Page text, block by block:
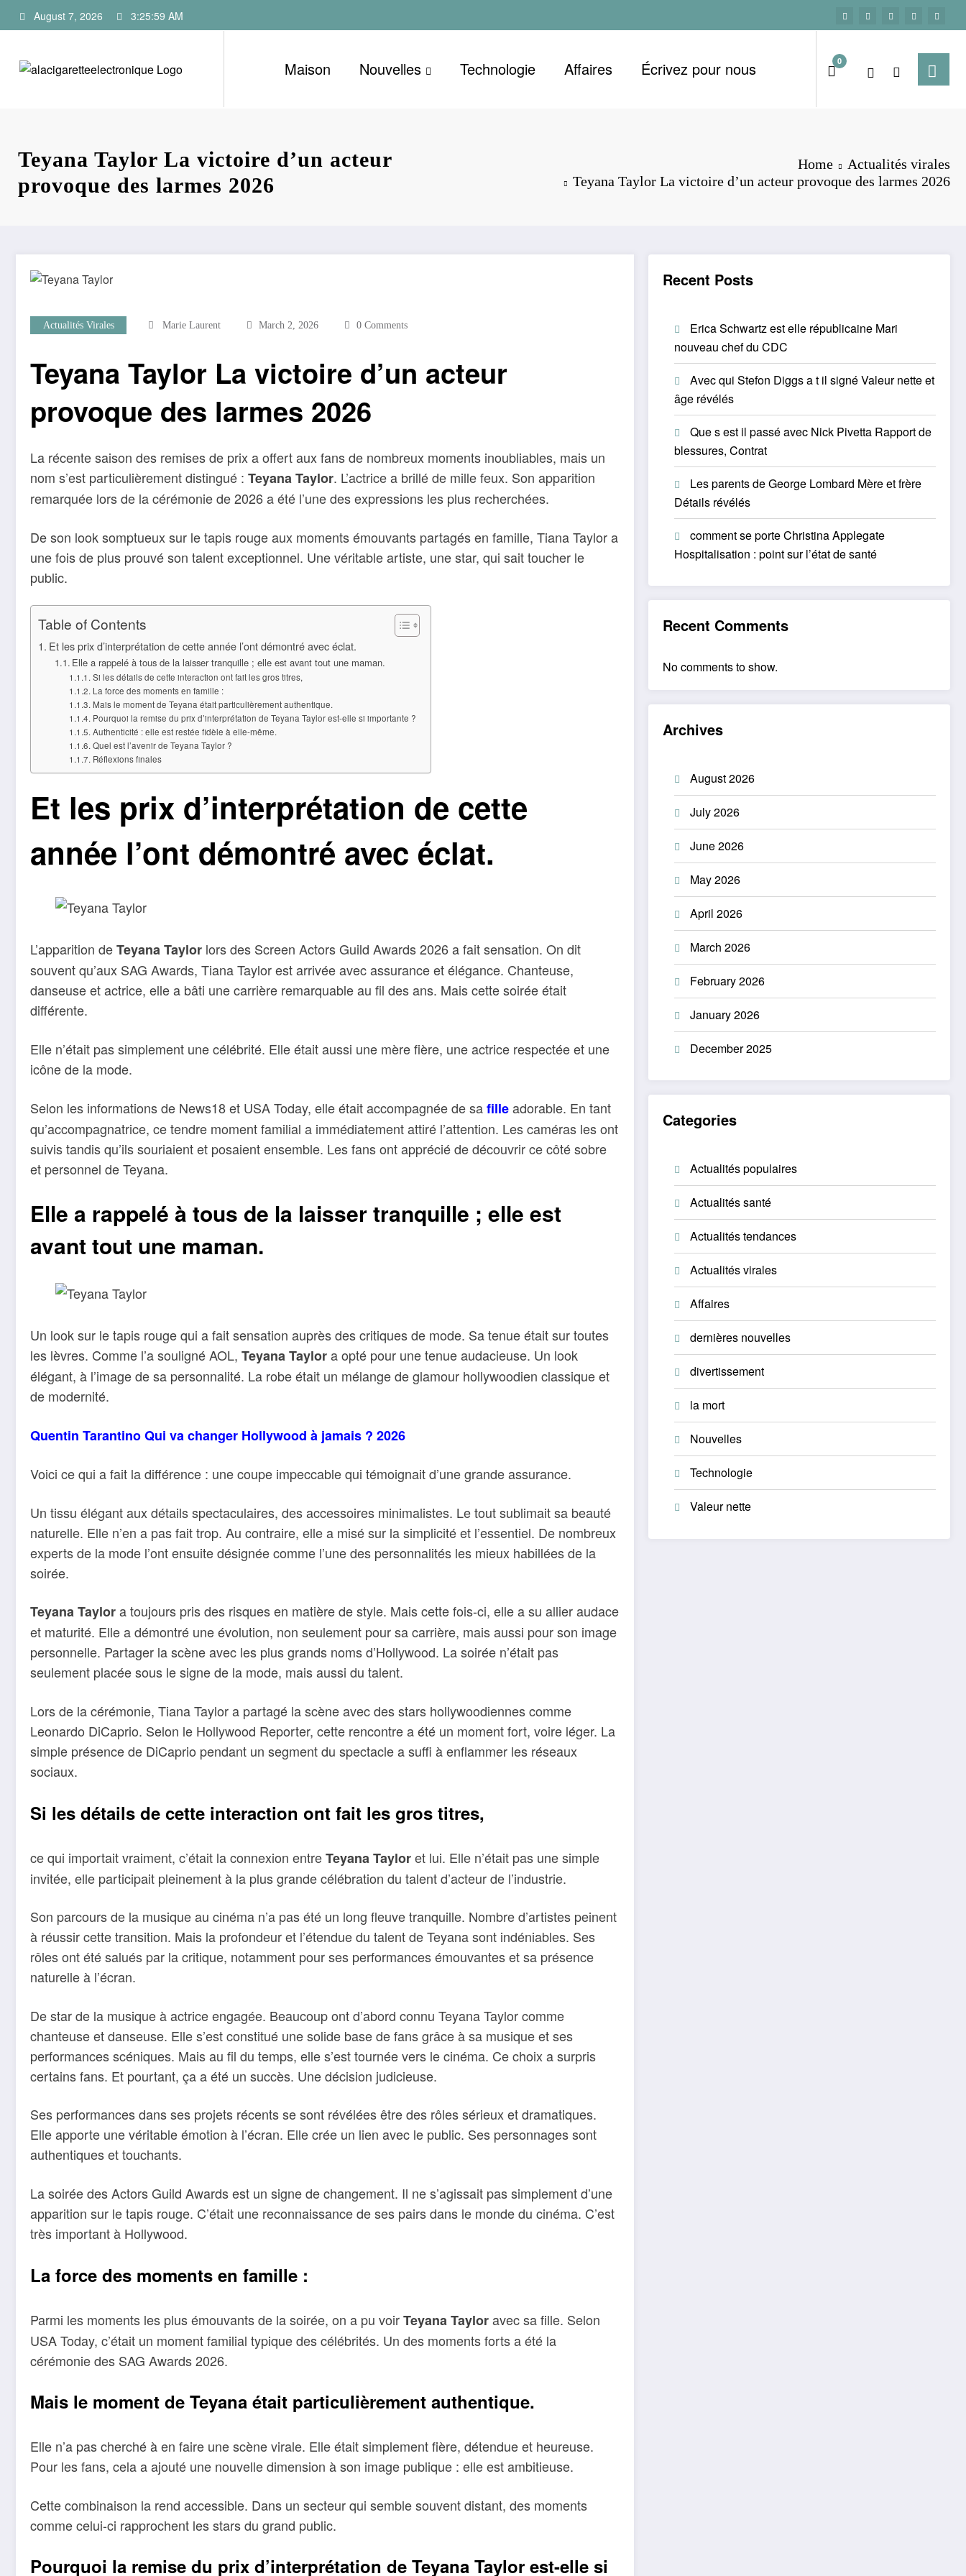
to
August 7, 2026 3:26:00 AM
Maison Nouvelles Technologie Affaires Écrivez pour nous 0
Teyana Taylor La victoire d’un acteur
provoque des larmes 2026
Home
Actualités virales
Teyana Taylor La victoire d’un acteur provoque des larmes 2026
Actualités Virales Marie Laurent March 2, 2026 0 Comments
Teyana Taylor La victoire d’un acteur
provoque des larmes 2026
La récente saison des remises de prix a offert aux fans de nombreux moments inoubliables, mais un
nom s’est particulièrement distingué : Teyana Taylor. L’actrice a brillé de mille feux. Son apparition
remarquée lors de la cérémonie de 2026 a été l’une des expressions les plus recherchées.
De son look somptueux sur le tapis rouge aux moments émouvants partagés en famille, Tiana Taylor a
une fois de plus prouvé son talent exceptionnel. Une véritable artiste, une star, qui sait toucher le
public.
Table of Contents
Et les prix d’interprétation de cette année l’ont démontré avec éclat.
Elle a rappelé à tous de la laisser tranquille ; elle est avant tout une maman.
Si les détails de cette interaction ont fait les gros titres,
La force des moments en famille :
Mais le moment de Teyana était particulièrement authentique.
Pourquoi la remise du prix d’interprétation de Teyana Taylor est-elle si importante ?
Authenticité : elle est restée fidèle à elle-même.
Quel est l’avenir de Teyana Taylor ?
Réflexions finales
Et les prix d’interprétation de cette
année l’ont démontré avec éclat.
L’apparition deTeyana Taylor lors des Screen Actors Guild Awards 2026 a fait sensation. On dit
souvent qu’aux SAG Awards, Tiana Taylor est arrivée avec assurance et élégance. Chanteuse,
danseuse et actrice, elle a bâti une carrière remarquable au fil des ans. Mais cette soirée était
différente.
Elle n’était pas simplement une célébrité. Elle était aussi une mère fière, une actrice respectée et une
icône de la mode.
Selon les informations de News18 et USA Today, elle était accompagnée de safilleadorable. En tant
qu’accompagnatrice, ce tendre moment familial a immédiatement attiré l’attention. Les caméras les ont
suivis tandis qu’ils souriaient et posaient ensemble. Les fans ont apprécié de découvrir ce côté sobre
et personnel de Teyana.
Elle a rappelé à tous de la laisser tranquille ; elle est
avant tout une maman.
Un look sur le tapis rouge qui a fait sensation auprès des critiques de mode. Sa tenue était sur toutes
les lèvres. Comme l’a souligné AOL, Teyana Taylora opté pour une tenue audacieuse. Un look
élégant, à l’image de sa personnalité. La robe était un mélange de glamour hollywoodien classique et
de modernité.
Quentin Tarantino Qui va changer Hollywood à jamais ? 2026
Voici ce qui a fait la différence : une coupe impeccable qui témoignait d’une grande assurance.
Un tissu élégant aux détails spectaculaires, des accessoires minimalistes. Le tout sublimait sa beauté
naturelle. Elle n’en a pas fait trop. Au contraire, elle a misé sur la simplicité et l’essentiel. De nombreux
experts de la mode l’ont ensuite désignée comme l’une des personnalités les mieux habillées de la
soirée.
Teyana Taylora toujours pris des risques en matière de style. Mais cette fois-ci, elle a su allier audace
et maturité. Elle a démontré une évolution, non seulement pour sa carrière, mais aussi pour son image
personnelle. Partager la scène avec les plus grands noms d’Hollywood. La soirée n’était pas
seulement placée sous le signe de la mode, mais aussi du talent.
Lors de la cérémonie, Tiana Taylor a partagé la scène avec des stars hollywoodiennes comme
Leonardo DiCaprio. Selon le Hollywood Reporter, cette rencontre a été un moment fort, voire léger. La
simple présence de DiCaprio pendant un segment du spectacle a suffi à enflammer les réseaux
sociaux.
Si les détails de cette interaction ont fait les gros titres,
ce qui importait vraiment, c’était la connexion entreTeyana Tayloret lui. Elle n’était pas une simple
invitée, elle participait pleinement à la plus grande célébration du talent d’acteur de l’industrie.
Son parcours de la musique au cinéma n’a pas été un long fleuve tranquille. Nombre d’artistes peinent
à réussir cette transition. Mais la profondeur et l’étendue du talent de Teyana sont indéniables. Ses
rôles ont été salués par la critique, notamment pour ses performances émouvantes et sa présence
naturelle à l’écran.
De star de la musique à actrice engagée. Beaucoup ont d’abord connu Teyana Taylor comme
chanteuse et danseuse. Elle s’est constitué une solide base de fans grâce à sa musique et ses
performances scéniques. Mais au fil du temps, elle s’est tournée vers le cinéma. Ce choix a surpris
certains fans. Et pourtant, ça a été un succès. Une décision judicieuse.
Ses performances dans ses projets récents se sont révélées être des rôles sérieux et dramatiques.
Elle apporte une véritable émotion à l’écran. Elle crée un lien avec le public. Ses personnages sont
authentiques et touchants.
La soirée des Actors Guild Awards est un signe de changement. Il ne s’agissait pas simplement d’une
apparition sur le tapis rouge. C’était une reconnaissance de ses pairs dans le monde du cinéma. C’est
très important à Hollywood.
La force des moments en famille :
Parmi les moments les plus émouvants de la soirée, on a pu voirTeyana Tayloravec sa fille. Selon
USA Today, c’était un moment familial typique des célébrités. Un des moments forts a été la
cérémonie des SAG Awards 2026.
Mais le moment de Teyana était particulièrement authentique.
Elle n’a pas cherché à en faire une scène virale. Elle était simplement fière, détendue et heureuse.
Pour les fans, cela a ajouté une nouvelle dimension à son image publique : elle est ambitieuse.
Cette combinaison la rend accessible. Dans un secteur qui semble souvent distant, des moments
comme celui-ci rapprochent les stars du grand public.
Pourquoi la remise du prix d’interprétation de Teyana Taylor est-elle si
Recent Posts
Erica Schwartz est elle républicaine Mari
nouveau chef du CDC
Avec qui Stefon Diggs a t il signé Valeur nette et
âge révélés
Que s est il passé avec Nick Pivetta Rapport de
blessures, Contrat
Les parents de George Lombard Mère et frère
Détails révélés
comment se porte Christina Applegate
Hospitalisation : point sur l’état de santé
Recent Comments
No comments to show.
Archives
August 2026
July 2026
June 2026
May 2026
April 2026
March 2026
February 2026
January 2026
December 2025
Categories
Actualités populaires
Actualités santé
Actualités tendances
Actualités virales
Affaires
dernières nouvelles
divertissement
la mort
Nouvelles
Technologie
Valeur nette